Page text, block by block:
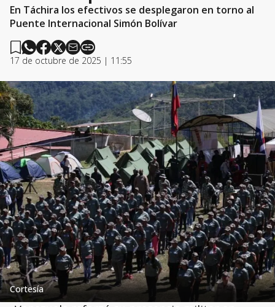
En Táchira los efectivos se desplegaron en torno al
Puente Internacional Simón Bolívar
17 de octubre de 2025 | 11:55
Cortesía